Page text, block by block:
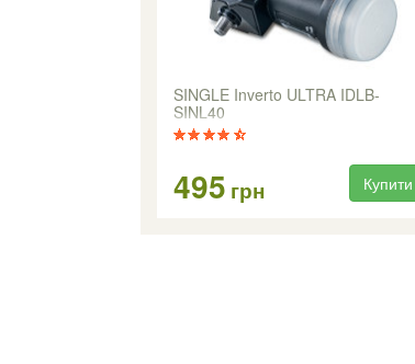
SINGLE Inverto ULTRA IDLB-
SINL40
495 грн Купити